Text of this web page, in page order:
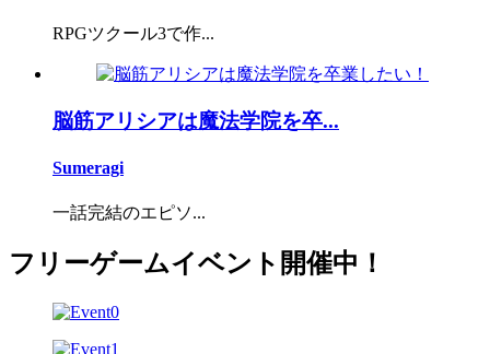
RPGツクール3で作...
脳筋アリシアは魔法学院を卒...
Sumeragi
一話完結のエピソ...
フリーゲームイベント開催中！